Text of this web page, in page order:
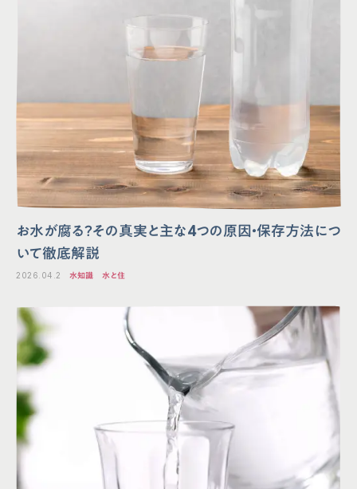
お水が腐る？その真実と主な4つの原因・保存方法につ
いて徹底解説
2026.04.2 水知識 水と住